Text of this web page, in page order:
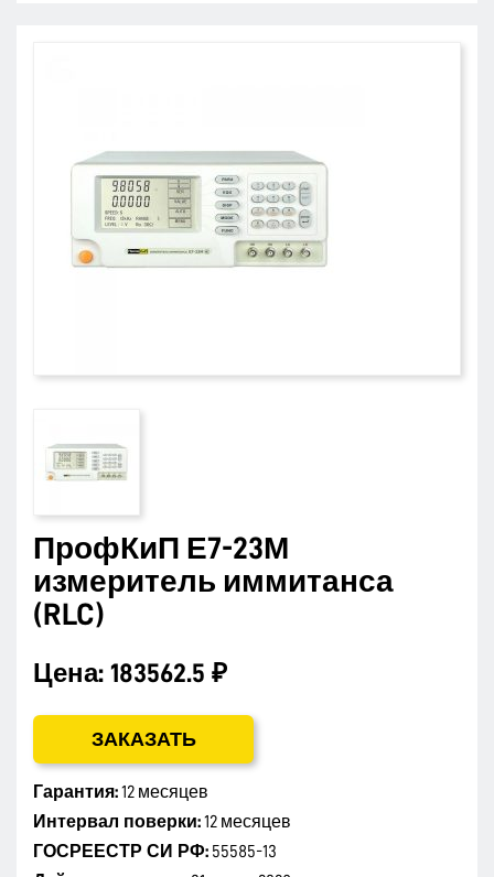
ПрофКиП Е7-23М
измеритель иммитанса
(RLC)
Цена: 183562.5 ₽
ЗАКАЗАТЬ
Гарантия:12 месяцев
Интервал поверки:12 месяцев
ГОСРЕЕСТР СИ РФ: 55585-13